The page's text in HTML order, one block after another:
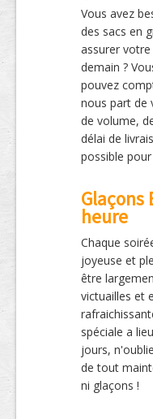
Vous avez
des sacs en
assurer
demain ?
pouvez
nous part de
de volume,
délai de
possible
Glaçons
heure
Chaque
joyeuse et
être
victuailles et
spéciale a
jours,
de tout
ni glaçons !